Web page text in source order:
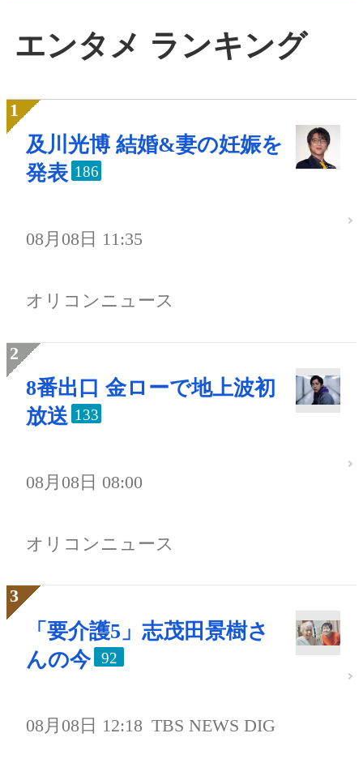
エンタメ ランキング
及川光博 結婚&妻の妊娠を
発表 186
08月08日 11:35
オリコンニュース
8番出口 金ローで地上波初
放送 133
08月08日 08:00
オリコンニュース
「要介護5」志茂田景樹さ
んの今
92
08月08日 12:18 TBS NEWS DIG